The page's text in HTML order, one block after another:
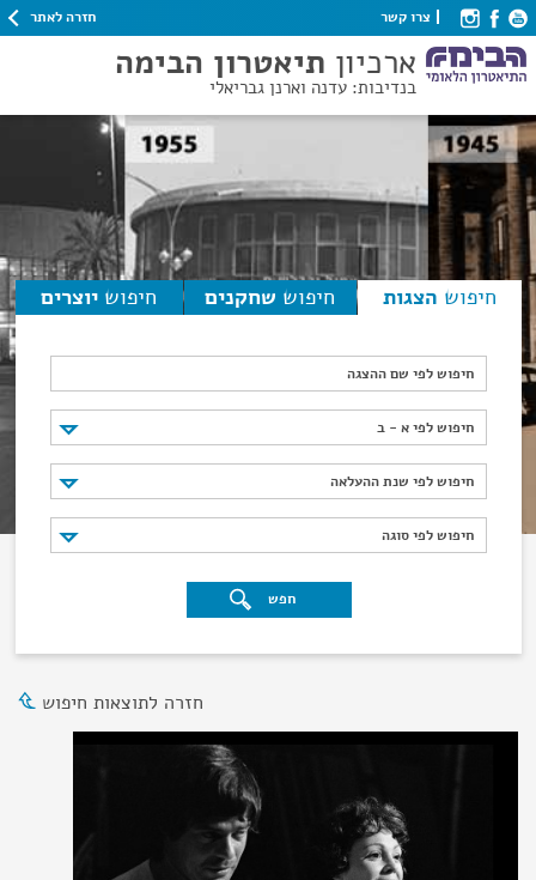
צרו קשר חזרה לאתר
ארכיון תיאטרון הבימה
בנדיבות: עדנה וארנן גבריאלי
חיפוש הצגות חיפוש שחקנים חיפוש יוצרים
חיפוש לפי שם ההצגה
חיפוש לפי א - ב
חיפוש לפי א - ב
חיפוש לפי שנת ההעלאה
חיפוש לפי שנת ההעלאה
חיפוש לפי סוגה
חיפוש לפי סוגה
חפש
חזרה לתוצאות חיפוש